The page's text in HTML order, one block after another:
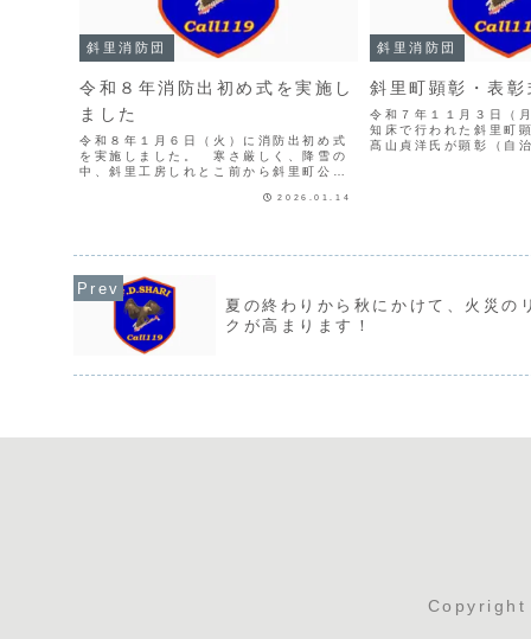
斜里消防団
令和８年消防出初め式を実施し
ました
令和８年１月６日（火）に消防出初め式
を実施しました。 寒さ厳しく、降雪の
中、斜里工房しれとこ前から斜里町公民
いました。その後、ゆめホール知床文化
2026.01.14
斜里消防団
斜里町顕彰・表
令和７年１１月３日（
知床で行われた斜里町
髙山貞洋氏が顕彰（自
夏の終わりから秋にかけて、火災の
クが高まります！
Copyright